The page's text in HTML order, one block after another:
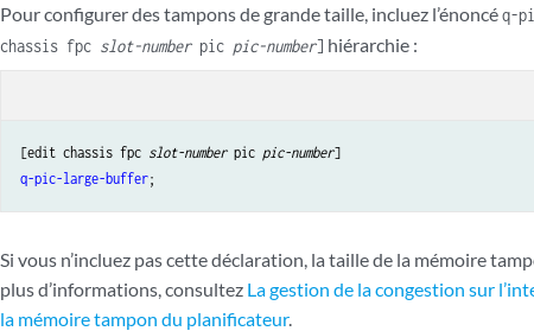
Pour configurer des tampons de grande taille, incluez l’énoncéq-
chassis fpc slot-numberpic pic-number] hiérarchie :
[edit chassis fpc slot-number pic pic-number
q-pic-large-buffer
Si vous n’incluez pas cette déclaration, la taille de la mémoire
plus d’informations, consultez La gestion de la congestion sur
la mémoire tampon du planificateur.